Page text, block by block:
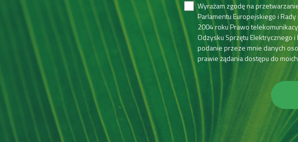
Wyrażam zgodę na
Parlamentu Europejskiego i
2004 roku Prawo
Odzysku Sprzętu Elektrycznego
podanie przeze mnie danych
prawie żądania dostępu do